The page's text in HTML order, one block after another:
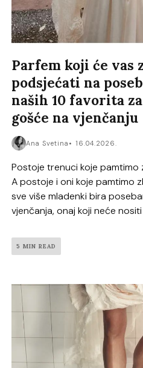
Parfem koji će vas
podsjećati na
naših 10 favorita
gošće na vjenčanju
Ana Svetina 16.04.2026.
Postoje trenuci koje
A postoje i oni koje pamtimo
sve više mladenki bira
vjenčanja, onaj koji neće nositi
5 MIN READ